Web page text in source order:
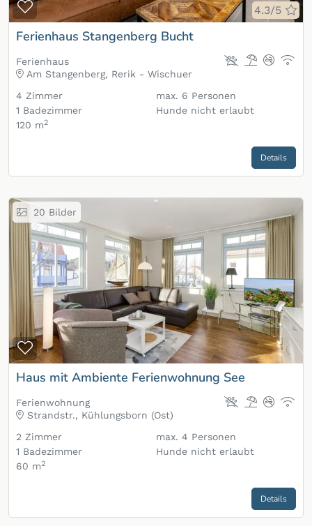
4.3/5
Zur Merkliste hinzufügen
Ferienhaus Stangenberg Bucht
Ferienhaus
Am Stangenberg, Rerik - Wischuer
4 Zimmer
1 Badezimmer
120 m2
max. 6 Personen
Hunde nicht erlaubt
Details
20 Bilder
Zur Merkliste hinzufügen
Haus mit Ambiente Ferienwohnung See
Ferienwohnung
Strandstr., Kühlungsborn (Ost)
2 Zimmer
1 Badezimmer
60 m2
max. 4 Personen
Hunde nicht erlaubt
Details